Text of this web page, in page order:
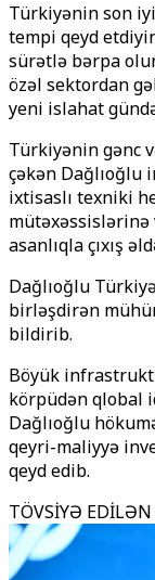
Türkiyənin son
tempi qeyd
sürətlə bərpa
özəl sektordan
yeni islahat
Türkiyənin gənc
çəkən Dağlıoğlu
ixtisaslı texniki
asanlıqla çıxış
Dağlıoğlu
birləşdirən
bildirib.
Böyük
körpüdən qlobal
Dağlıoğlu
qeyri-maliyyə
qeyd edib.
TÖVSİYƏ EDİLƏN